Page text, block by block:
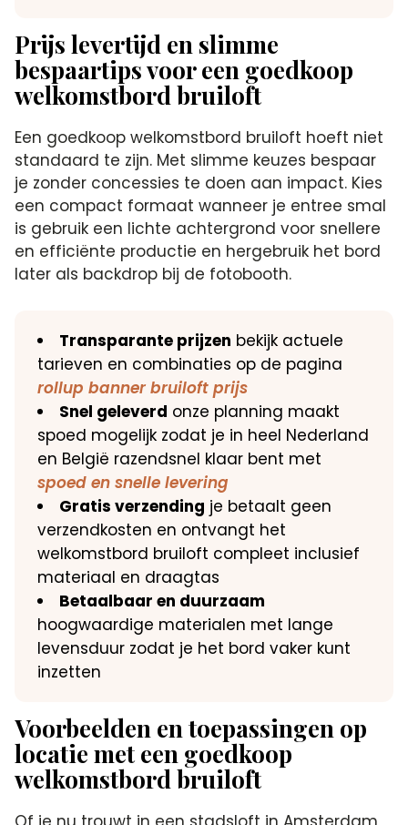
Prijs levertijd en slimme
bespaartips voor een goedkoop
welkomstbord bruiloft
Een goedkoop welkomstbord bruiloft hoeft niet
standaard te zijn. Met slimme keuzes bespaar
je zonder concessies te doen aan impact. Kies
een compact formaat wanneer je entree smal
is gebruik een lichte achtergrond voor snellere
en efficiënte productie en hergebruik het bord
later als backdrop bij de fotobooth.
Transparante prijzen bekijk actuele
tarieven en combinaties op de pagina
rollup banner bruiloft prijs
Snel geleverd onze planning maakt
spoed mogelijk zodat je in heel Nederland
en België razendsnel klaar bent met
spoed en snelle levering
Gratis verzending je betaalt geen
verzendkosten en ontvangt het
welkomstbord bruiloft compleet inclusief
materiaal en draagtas
Betaalbaar en duurzaam
hoogwaardige materialen met lange
levensduur zodat je het bord vaker kunt
inzetten
Voorbeelden en toepassingen op
locatie met een goedkoop
welkomstbord bruiloft